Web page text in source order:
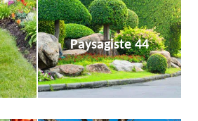
Paysagiste 44